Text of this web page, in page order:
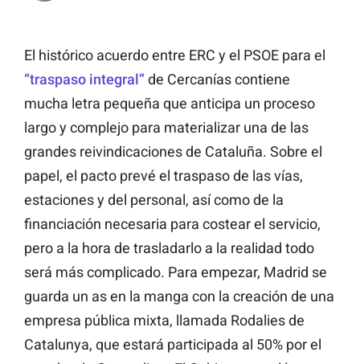
El histórico acuerdo entre ERC y el PSOE para el
“traspaso integral”de Cercanías contiene
mucha letra pequeña que anticipa un proceso
largo y complejo para materializar una de las
grandes reivindicaciones de Cataluña. Sobre el
papel, el pacto prevé el traspaso de las vías,
estaciones y del personal, así como de la
financiación necesaria para costear el servicio,
pero a la hora de trasladarlo a la realidad todo
será más complicado. Para empezar, Madrid se
guarda un as en la manga con la creación de una
empresa pública mixta, llamada Rodalies de
Catalunya, que estará participada al 50% por el